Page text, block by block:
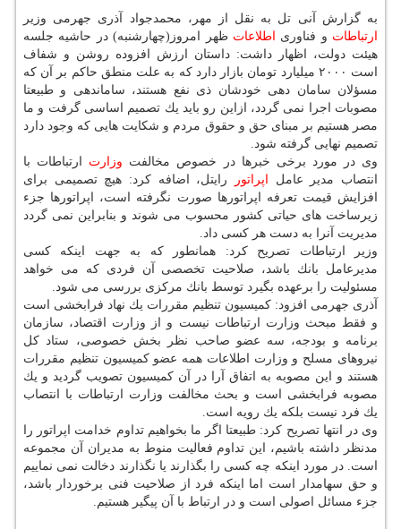
به گزارش آنی تل به نقل از مهر، محمدجواد آذری جهرمی وزیر
ارتباطات و فناوری اطلاعات ظهر امروز(چهارشنبه) در حاشیه جلسه
هیئت دولت، اظهار داشت: داستان ارزش افزوده روشن و شفاف
است ۲۰۰۰ میلیارد تومان بازار دارد كه به علت منطق حاكم بر آن كه
مسؤلان سامان دهی خودشان ذی نفع هستند، ساماندهی و طبیعتا
مصوبات اجرا نمی گردد، ازاین رو باید یك تصمیم اساسی گرفت و ما
مصر هستیم بر مبنای حق و حقوق مردم و شكایت هایی كه وجود دارد
تصمیم نهایی گرفته شود.
وی در مورد برخی خبرها در خصوص مخالفت وزارت ارتباطات با
انتصاب مدیر عامل
اپراتور
رایتل، اضافه كرد: هیچ تصمیمی برای
افزایش قیمت تعرفه اپراتورها صورت نگرفته است، اپراتورها جزء
زیرساخت های حیاتی كشور محسوب می شوند و بنابراین نمی گردد
مدیریت آنرا به دست هر كسی داد.
وزیر ارتباطات تصریح كرد: همانطور كه به جهت اینكه كسی
مدیرعامل بانك باشد، صلاحیت تخصصی آن فردی كه می خواهد
مسئولیت را برعهده بگیرد توسط بانك مركزی بررسی می شود.
آذری جهرمی افزود: كمیسیون تنظیم مقررات یك نهاد فرابخشی است
و فقط مبحث وزارت ارتباطات نیست و از وزارت اقتصاد، سازمان
برنامه و بودجه، سه عضو صاحب نظر بخش خصوصی، ستاد كل
نیروهای مسلح و وزارت اطلاعات همه عضو كمیسیون تنظیم مقررات
هستند و این مصوبه به اتفاق آرا در آن كمیسیون تصویب گردید و یك
مصوبه فرابخشی است و بحث مخالفت وزارت ارتباطات با انتصاب
یك فرد نیست بلكه یك رویه است.
وی در انتها تصریح كرد: طبیعتا اگر ما بخواهیم تداوم خدامت اپراتور را
مدنظر داشته باشیم، این تداوم فعالیت منوط به مدیران آن مجموعه
است. در مورد اینكه چه كسی را بگذارند یا نگذارند دخالت نمی نماییم
و حق سهامدار است اما اینكه فرد از صلاحیت فنی برخوردار باشد،
جزء مسائل اصولی است و در ارتباط با آن پیگیر هستیم.